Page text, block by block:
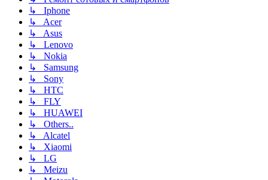
↳ Iphone
↳ Acer
↳ Asus
↳ Lenovo
↳ Nokia
↳ Samsung
↳ Sony
↳ HTC
↳ FLY
↳ HUAWEI
↳ Others..
↳ Alcatel
↳ Xiaomi
↳ LG
↳ Meizu